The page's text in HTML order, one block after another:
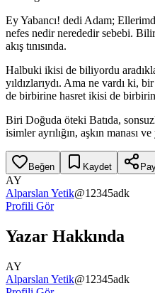
Ey Yabancı! dedi Adam;
nefes nedir nerededir sebebi.
akış tınısında.
Halbuki ikisi de biliyordu
yıldızlarıydı. Ama ne vardı ki,
de birbirine hasret ikisi de
Biri Doğuda öteki Batıda,
isimler ayrılığın, aşkın manası
Beğen Kaydet
AY
Alparslan Yetik@12345adk
Profili Gör
Yazar Hakkında
AY
Alparslan Yetik@12345adk